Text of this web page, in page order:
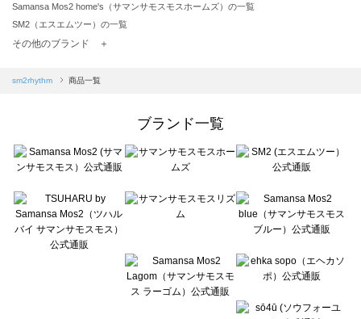
Samansa Mos2 home's（サマンサモスモスホームズ）の一覧
SM2（エスエムツー）の一覧
TSUHARU by Samansa Mos2（ツハルバイサマンサモスモス）の一覧
Samansa Mos2 blue（サマンサモスモス ブルー）の一覧
Te chichi（テチチ）の一覧
Te chichi CLASSIC（テチチ クラシック）の一覧
Lugnoncure（ルノンキュール）の一覧
BETTY'S BLUE（べティーズブルー）の一覧
Wpc.（ワールドパーティー）の一覧
その他のブランド ＋
sm2rhythm 商品一覧
ブランド一覧